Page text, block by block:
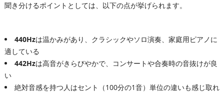
聞き分けるポイントとしては、以下の点が挙げられます。
440Hzは温かみがあり、クラシックやソロ演奏、家庭用ピアノに
適している
442Hzは高音がきらびやかで、コンサートや合奏時の音抜けが良
い
絶対音感を持つ人はセント（100分の1音）単位の違いも感じ取れ